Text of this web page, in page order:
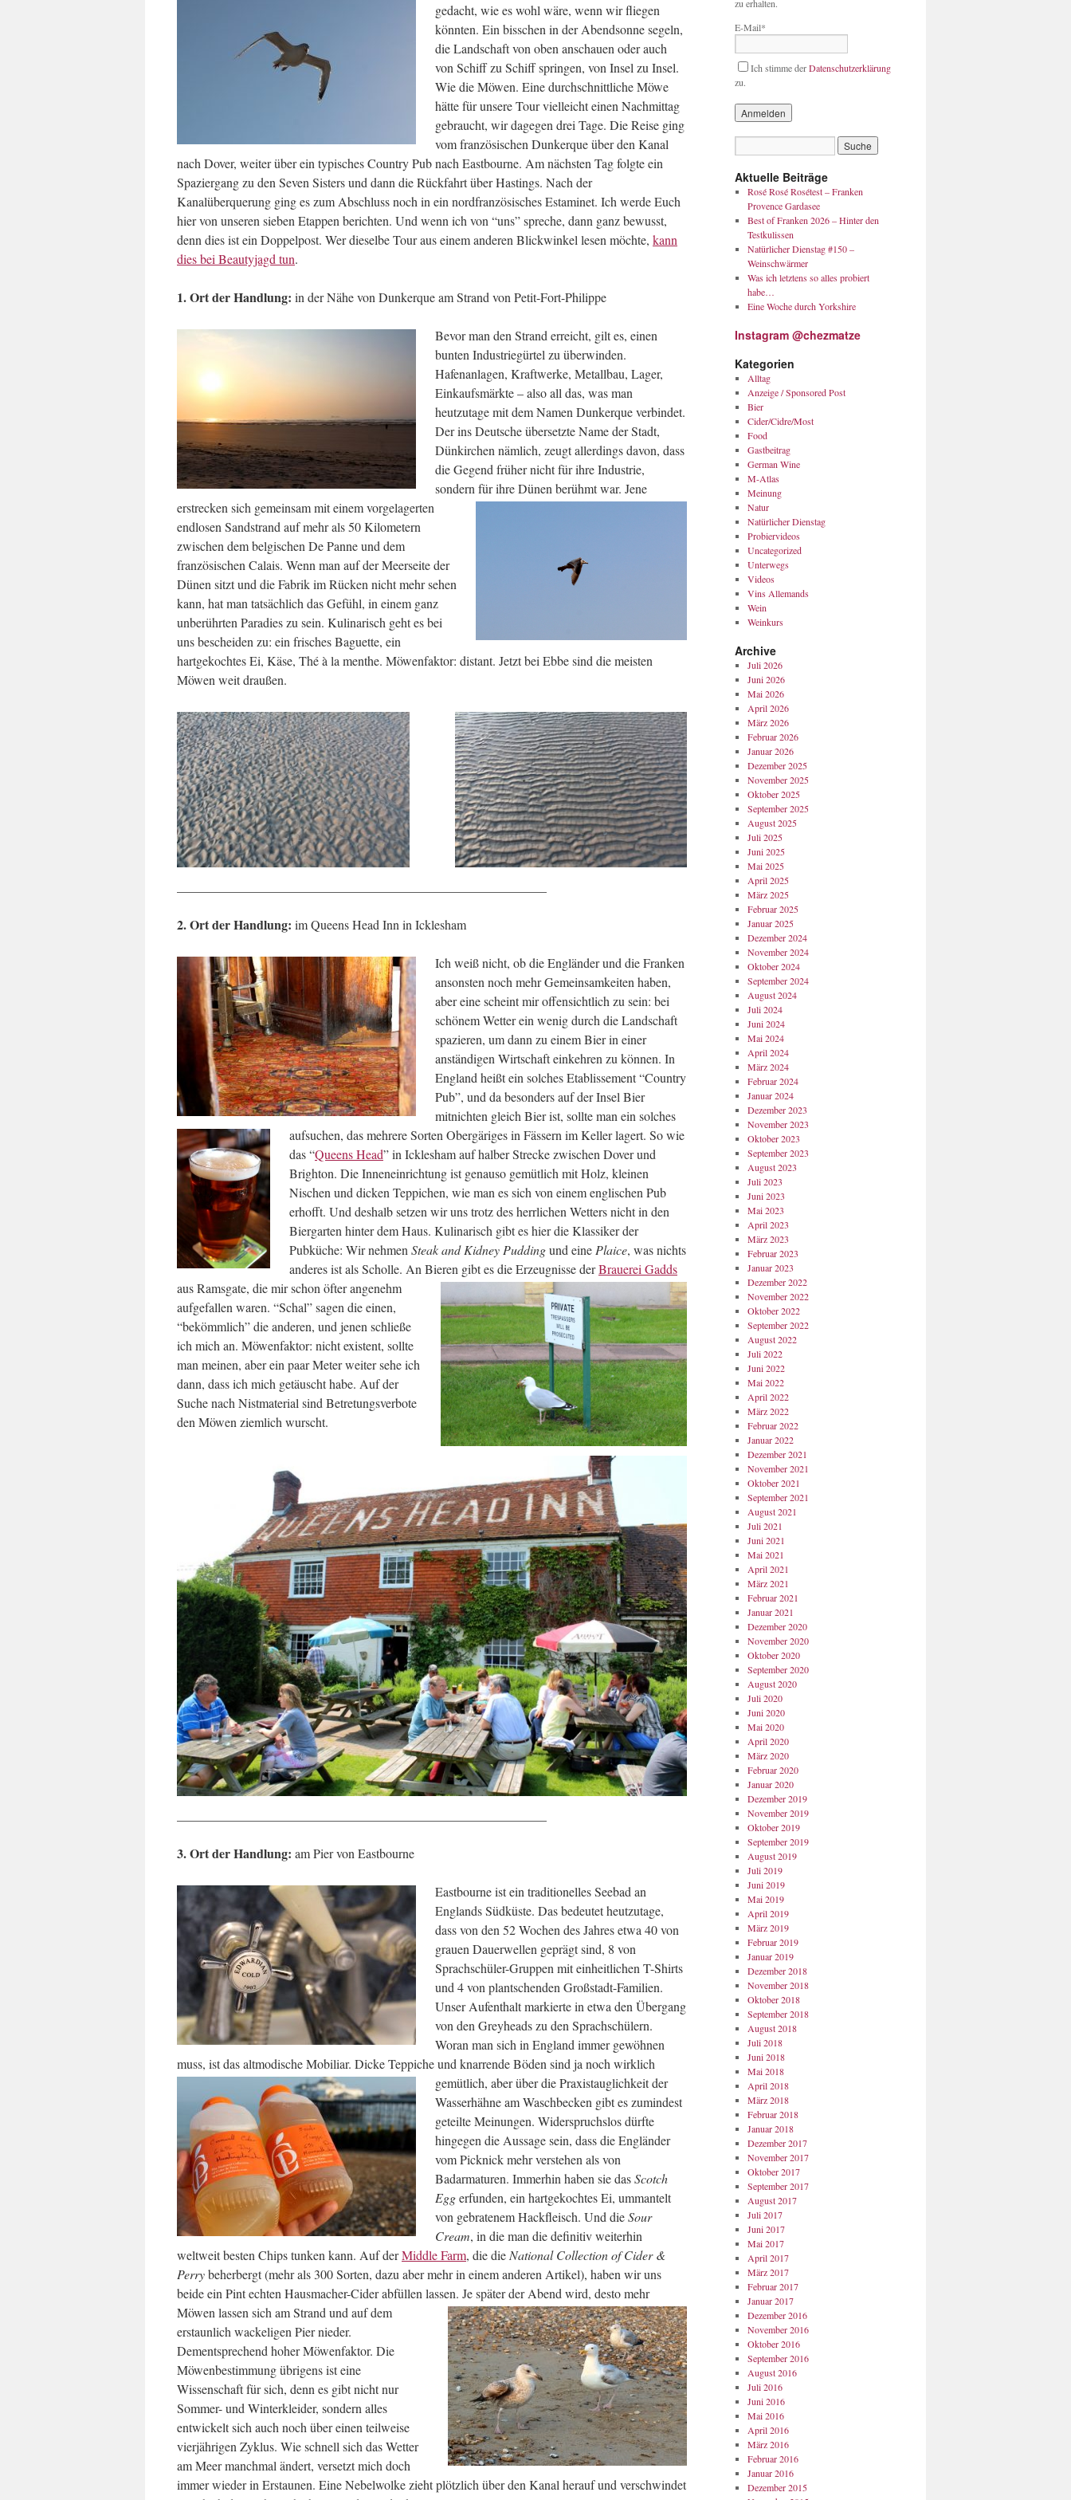
gedacht, wie es wohl wäre, wenn wir fliegen
könnten. Ein bisschen in der Abendsonne segeln,
die Landschaft von oben anschauen oder auch
von Schiff zu Schiff springen, von Insel zu Insel.
Wie die Möwen. Eine durchschnittliche Möwe
hätte für unsere Tour vielleicht einen Nachmittag
gebraucht, wir dagegen drei Tage. Die Reise ging
vom französischen Dunkerque über den Kanal
nach Dover, weiter über ein typisches Country Pub nach Eastbourne. Am nächsten Tag folgte ein
Spaziergang zu den Seven Sisters und dann die Rückfahrt über Hastings. Nach der
Kanalüberquerung ging es zum Abschluss noch in ein nordfranzösisches Estaminet. Ich werde Euch
hier von unseren sieben Etappen berichten. Und wenn ich von “uns” spreche, dann ganz bewusst,
denn dies ist ein Doppelpost. Wer dieselbe Tour aus einem anderen Blickwinkel lesen möchte, kann
dies bei Beautyjagd tun.
1. Ort der Handlung: in der Nähe von Dunkerque am Strand von Petit-Fort-Philippe
Bevor man den Strand erreicht, gilt es, einen
bunten Industriegürtel zu überwinden.
Hafenanlagen, Kraftwerke, Metallbau, Lager,
Einkaufsmärkte – also all das, was man
heutzutage mit dem Namen Dunkerque verbindet.
Der ins Deutsche übersetzte Name der Stadt,
Dünkirchen nämlich, zeugt allerdings davon, dass
die Gegend früher nicht für ihre Industrie,
sondern für ihre Dünen berühmt war. Jene
erstrecken sich gemeinsam mit einem vorgelagerten
endlosen Sandstrand auf mehr als 50 Kilometern
zwischen dem belgischen De Panne und dem
französischen Calais. Wenn man auf der Meerseite der
Dünen sitzt und die Fabrik im Rücken nicht mehr sehen
kann, hat man tatsächlich das Gefühl, in einem ganz
unberührten Paradies zu sein. Kulinarisch geht es bei
uns bescheiden zu: ein frisches Baguette, ein
hartgekochtes Ei, Käse, Thé à la menthe. Möwenfaktor: distant. Jetzt bei Ebbe sind die meisten
Möwen weit draußen.
2. Ort der Handlung: im Queens Head Inn in Icklesham
Ich weiß nicht, ob die Engländer und die Franken
ansonsten noch mehr Gemeinsamkeiten haben,
aber eine scheint mir offensichtlich zu sein: bei
schönem Wetter ein wenig durch die Landschaft
spazieren, um dann zu einem Bier in einer
anständigen Wirtschaft einkehren zu können. In
England heißt ein solches Etablissement “Country
Pub”, und da besonders auf der Insel Bier
mitnichten gleich Bier ist, sollte man ein solches
aufsuchen, das mehrere Sorten Obergäriges in Fässern im Keller lagert. So wie
das “Queens Head” in Icklesham auf halber Strecke zwischen Dover und
Brighton. Die Inneneinrichtung ist genauso gemütlich mit Holz, kleinen
Nischen und dicken Teppichen, wie man es sich von einem englischen Pub
erhofft. Und deshalb setzen wir uns trotz des herrlichen Wetters nicht in den
Biergarten hinter dem Haus. Kulinarisch gibt es hier die Klassiker der
Pubküche: Wir nehmen Steak and Kidney Puddingund eine Plaice, was nichts
anderes ist als Scholle. An Bieren gibt es die Erzeugnisse derBrauerei Gadds
aus Ramsgate, die mir schon öfter angenehm
aufgefallen waren. “Schal” sagen die einen,
“bekömmlich” die anderen, und jenen schließe
ich mich an. Möwenfaktor: nicht existent, sollte
man meinen, aber ein paar Meter weiter sehe ich
dann, dass ich mich getäuscht habe. Auf der
Suche nach Nistmaterial sind Betretungsverbote
den Möwen ziemlich wurscht.
3. Ort der Handlung: am Pier von Eastbourne
Eastbourne ist ein traditionelles Seebad an
Englands Südküste. Das bedeutet heutzutage,
dass von den 52 Wochen des Jahres etwa 40 von
grauen Dauerwellen geprägt sind, 8 von
Sprachschüler-Gruppen mit einheitlichen T-Shirts
und 4 von plantschenden Großstadt-Familien.
Unser Aufenthalt markierte in etwa den Übergang
von den Greyheads zu den Sprachschülern.
Woran man sich in England immer gewöhnen
muss, ist das altmodische Mobiliar. Dicke Teppiche und knarrende Böden sind ja noch wirklich
gemütlich, aber über die Praxistauglichkeit der
Wasserhähne am Waschbecken gibt es zumindest
geteilte Meinungen. Widerspruchslos dürfte
hingegen die Aussage sein, dass die Engländer
vom Picknick mehr verstehen als von
Badarmaturen. Immerhin haben sie dasScotch
Eggerfunden, ein hartgekochtes Ei, ummantelt
von gebratenem Hackfleisch. Und dieSour
Cream, in die man die definitiv weiterhin
weltweit besten Chips tunken kann. Auf derMiddle Farm, die die National Collection of Cider &
Perrybeherbergt (mehr als 300 Sorten, dazu aber mehr in einem anderen Artikel), haben wir uns
beide ein Pint echten Hausmacher-Cider abfüllen lassen. Je später der Abend wird, desto mehr
Möwen lassen sich am Strand und auf dem
erstaunlich wackeligen Pier nieder.
Dementsprechend hoher Möwenfaktor. Die
Möwenbestimmung übrigens ist eine
Wissenschaft für sich, denn es gibt nicht nur
Sommer- und Winterkleider, sondern alles
entwickelt sich auch noch über einen teilweise
vierjährigen Zyklus. Wie schnell sich das Wetter
am Meer manchmal ändert, versetzt mich doch
immer wieder in Erstaunen. Eine Nebelwolke zieht plötzlich über den Kanal herauf und verschwindet
zu erhalten.
E-Mail*
Ich stimme derDatenschutzerklärung
zu.
Aktuelle Beiträge
Rosé Rosé Rosétest – Franken
Provence Gardasee
Best of Franken 2026 – Hinter den
Testkulissen
Natürlicher Dienstag #150 –
Weinschwärmer
Was ich letztens so alles probiert
habe…
Eine Woche durch Yorkshire
Instagram @chezmatze
Kategorien
Alltag
Anzeige / Sponsored Post
Bier
Cider/Cidre/Most
Food
Gastbeitrag
German Wine
M-Atlas
Meinung
Natur
Natürlicher Dienstag
Probiervideos
Uncategorized
Unterwegs
Videos
Vins Allemands
Wein
Weinkurs
Archive
Juli 2026
Juni 2026
Mai 2026
April 2026
März 2026
Februar 2026
Januar 2026
Dezember 2025
November 2025
Oktober 2025
September 2025
August 2025
Juli 2025
Juni 2025
Mai 2025
April 2025
März 2025
Februar 2025
Januar 2025
Dezember 2024
November 2024
Oktober 2024
September 2024
August 2024
Juli 2024
Juni 2024
Mai 2024
April 2024
März 2024
Februar 2024
Januar 2024
Dezember 2023
November 2023
Oktober 2023
September 2023
August 2023
Juli 2023
Juni 2023
Mai 2023
April 2023
März 2023
Februar 2023
Januar 2023
Dezember 2022
November 2022
Oktober 2022
September 2022
August 2022
Juli 2022
Juni 2022
Mai 2022
April 2022
März 2022
Februar 2022
Januar 2022
Dezember 2021
November 2021
Oktober 2021
September 2021
August 2021
Juli 2021
Juni 2021
Mai 2021
April 2021
März 2021
Februar 2021
Januar 2021
Dezember 2020
November 2020
Oktober 2020
September 2020
August 2020
Juli 2020
Juni 2020
Mai 2020
April 2020
März 2020
Februar 2020
Januar 2020
Dezember 2019
November 2019
Oktober 2019
September 2019
August 2019
Juli 2019
Juni 2019
Mai 2019
April 2019
März 2019
Februar 2019
Januar 2019
Dezember 2018
November 2018
Oktober 2018
September 2018
August 2018
Juli 2018
Juni 2018
Mai 2018
April 2018
März 2018
Februar 2018
Januar 2018
Dezember 2017
November 2017
Oktober 2017
September 2017
August 2017
Juli 2017
Juni 2017
Mai 2017
April 2017
März 2017
Februar 2017
Januar 2017
Dezember 2016
November 2016
Oktober 2016
September 2016
August 2016
Juli 2016
Juni 2016
Mai 2016
April 2016
März 2016
Februar 2016
Januar 2016
Dezember 2015